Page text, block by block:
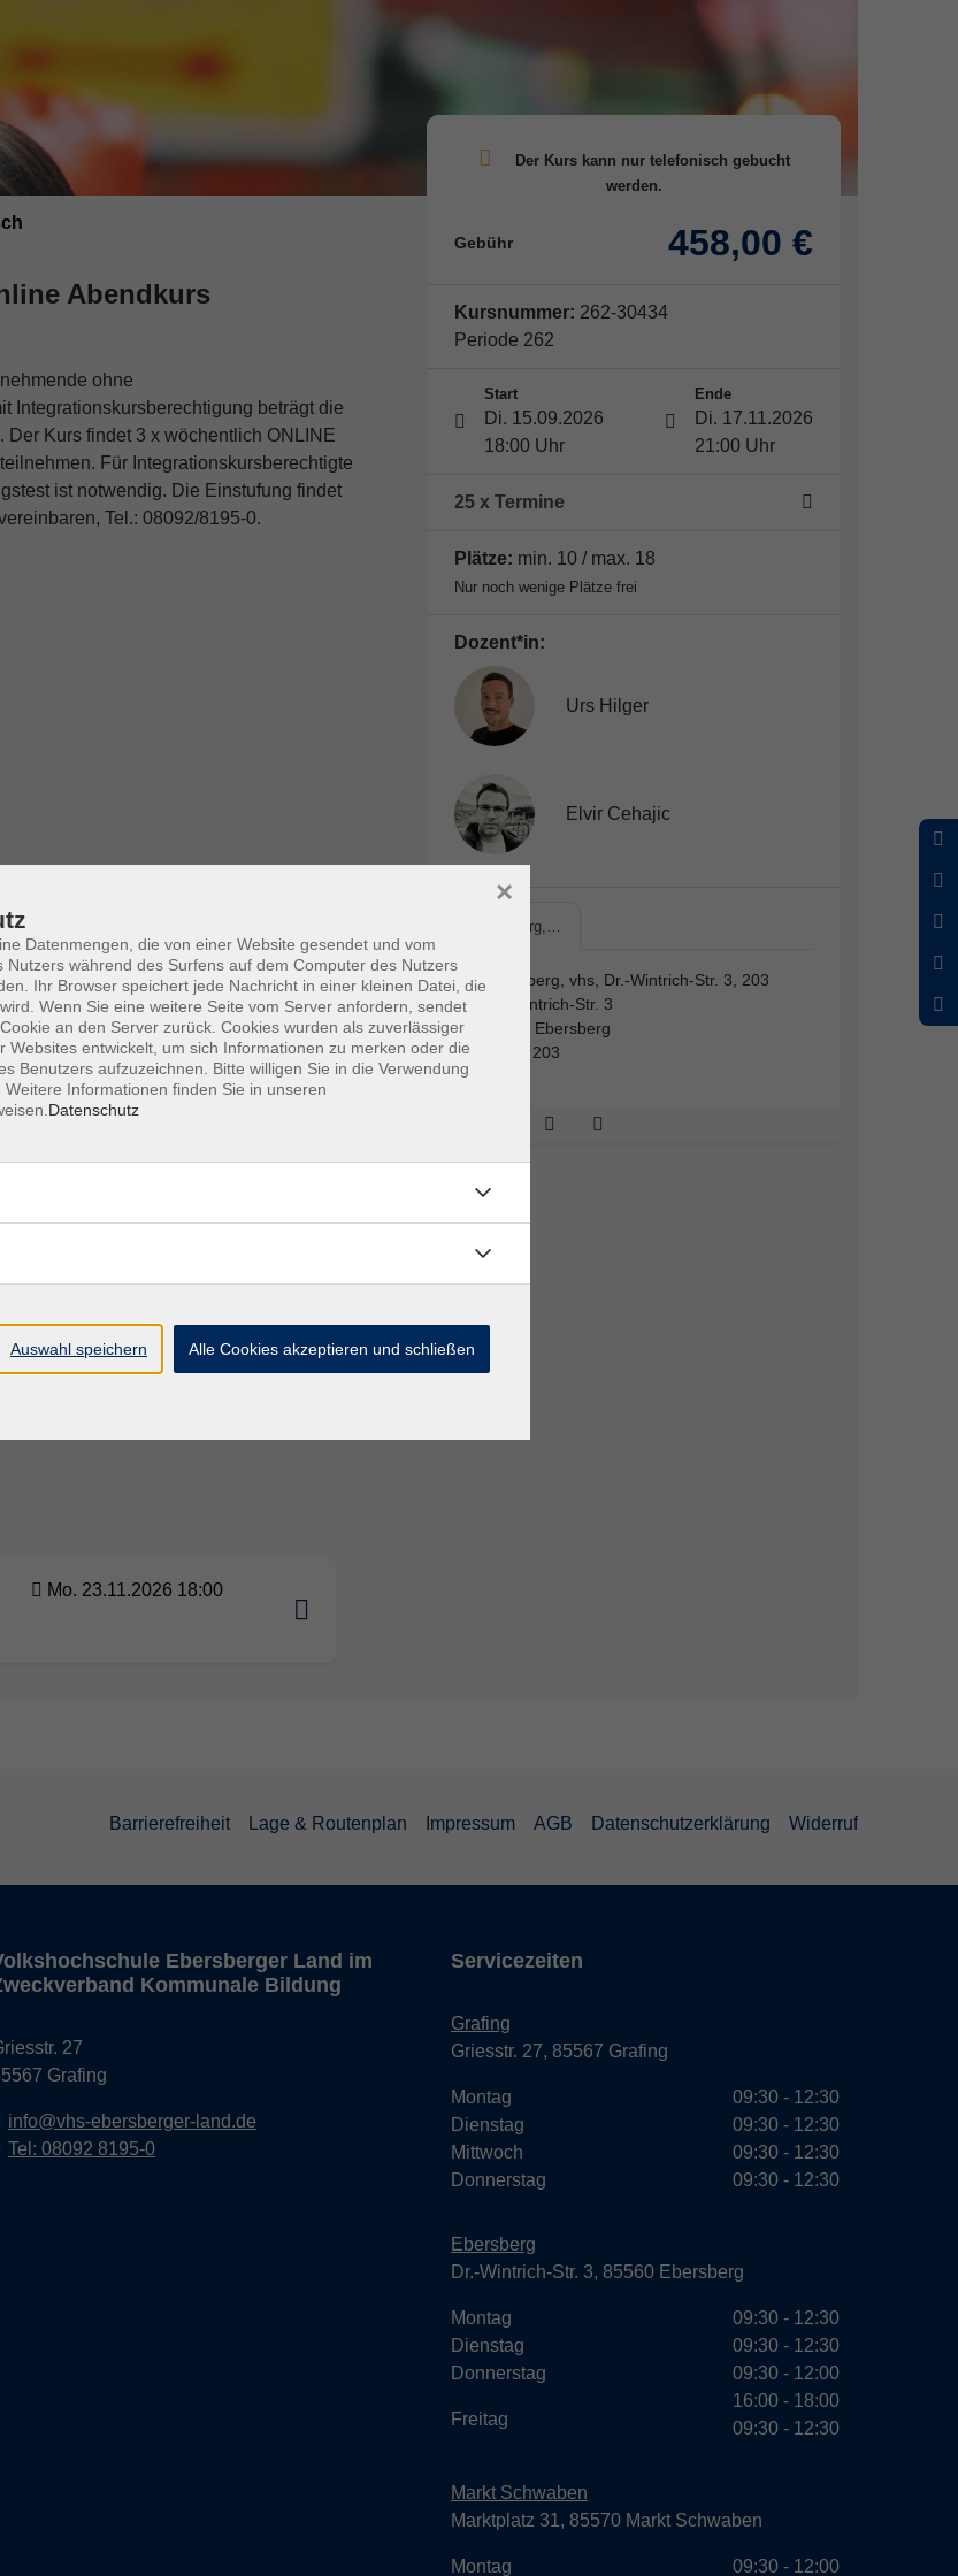
Abendkurs
ohne
Integrationskursberechtigung beträgt die
Kurs findet 3 x wöchentlich ONLINE
Für Integrationskursberechtigte
ist notwendig. Die Einstufung findet
Tel.: 08092/8195-0.
Ort / Raum
Ebersberg, vhs, Dr.-
Wintrich-Str. 3, 203
Wintrich-Str. 3, 203
Ebersberg, vhs, Dr.-
Wintrich-Str. 3, 203
Mo. 23.11.2026 18:00
Gebühr 458,00 €
Kursnummer: 262-30434
Periode 262
Start
Di. 15.09.2026
18:00 Uhr
Ende
Di. 17.11.2026
21:00 Uhr
25 x Termine
Plätze: min. 10 / max. 18
Nur noch wenige Plätze frei
Dozent*in:
Urs Hilger
Elvir Cehajic
Ebersberg,…
Ebersberg, vhs, Dr.-Wintrich-Str. 3, 203
Dr.-Wintrich-Str. 3
85560 Ebersberg
Raum 203
Barrierefreiheit Lage & Routenplan Impressum AGB Datenschutzerklärung Widerruf
Ebersberger Land im
Kommunale Bildung
27
Grafing
info@vhs-ebersberger-land.de
Tel: 08092 8195-0
Servicezeiten
Grafing
Griesstr. 27, 85567 Grafing
Montag
Dienstag
Mittwoch
Donnerstag
09:30 - 12:30
09:30 - 12:30
09:30 - 12:30
09:30 - 12:30
Ebersberg
Dr.-Wintrich-Str. 3, 85560 Ebersberg
Montag
Dienstag
Donnerstag
Freitag
09:30 - 12:30
09:30 - 12:30
09:30 - 12:00
16:00 - 18:00
09:30 - 12:30
Markt Schwaben
Marktplatz 31, 85570 Markt Schwaben
Montag 09:30 - 12:00
Datenmengen, die von einer Website gesendet und vom
Nutzers während des Surfens auf dem Computer des Nutzers
Ihr Browser speichert jede Nachricht in einer kleinen Datei, die
Wenn Sie eine weitere Seite vom Server anfordern, sendet
an den Server zurück. Cookies wurden als zuverlässiger
Websites entwickelt, um sich Informationen zu merken oder die
Benutzers aufzuzeichnen. Bitte willigen Sie in die Verwendung
Weitere Informationen finden Sie in unseren
Datenschutz
×
Auswahl speichern Alle Cookies akzeptieren und schließen